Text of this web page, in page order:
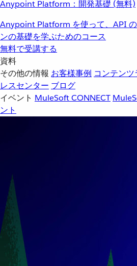
Anypoint Platform：開発基礎 (無料)
Anypoint Platform を使って、API
ンの基礎を学ぶためのコース
無料で受講する
資料
その他の情報 お客様事例 コンテンツ
レスセンター ブログ
イベント MuleSoft CONNECT
ント